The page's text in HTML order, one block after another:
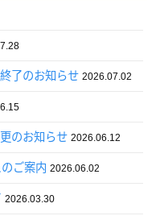
了のお知らせ 2026.07.02
のお知らせ 2026.06.12
ご案内 2026.06.02
2026.03.30